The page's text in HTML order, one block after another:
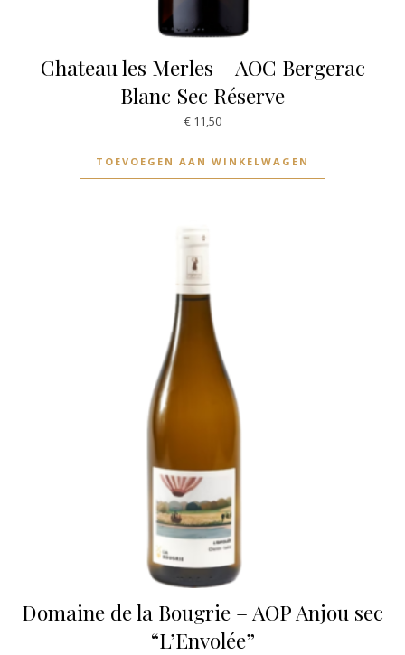
Chateau les Merles – AOC Bergerac
Blanc Sec Réserve
€11,50
TOEVOEGEN AAN WINKELWAGEN
Domaine de la Bougrie – AOP Anjou sec
“L’Envolée”